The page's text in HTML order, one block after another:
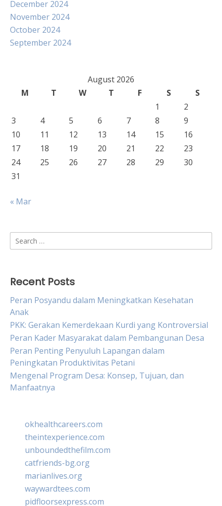
December 2024
November 2024
October 2024
September 2024
August 2026
M
T W T F S
S
1
2
3
4 5 6 7 8
9
10
11 12 13 14 15
16
17
18 19 20 21 22
23
24
25 26 27 28 29
30
31
« Mar
Search
for:
Recent Posts
Peran Posyandu dalam Meningkatkan Kesehatan
Anak
PKK: Gerakan Kemerdekaan Kurdi yang Kontroversial
Peran Kader Masyarakat dalam Pembangunan Desa
Peran Penting Penyuluh Lapangan dalam
Peningkatan Produktivitas Petani
Mengenal Program Desa: Konsep, Tujuan, dan
Manfaatnya
okhealthcareers.com
theintexperience.com
unboundedthefilm.com
catfriends-bg.org
marianlives.org
waywardtees.com
pidfloorsexpress.com